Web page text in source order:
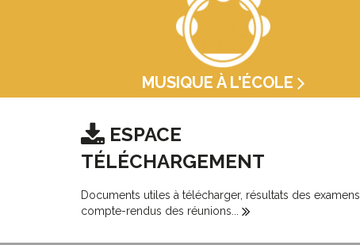
MUSIQUE À L'ÉCOLE
ESPACE
TÉLÉCHARGEMENT
Documents utiles à télécharger, résultats des examens,
compte-rendus des réunions...